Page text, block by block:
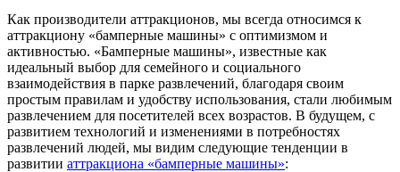
Как производители аттракционов, мы всегда относимся к
аттракциону «бамперные машины» с оптимизмом и
активностью. «Бамперные машины», известные как
идеальный выбор для семейного и социального
взаимодействия в парке развлечений, благодаря своим
простым правилам и удобству использования, стали любимым
развлечением для посетителей всех возрастов. В будущем, с
развитием технологий и изменениями в потребностях
развлечений людей, мы видим следующие тенденции в
развитии аттракциона «бамперные машины»: